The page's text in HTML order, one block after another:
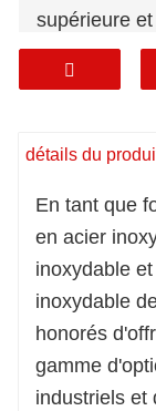
supérieure
Choisissez
inoxydable
détails du
En tant que
en acier
inoxydable
inoxydable
honorés
gamme
industriels et